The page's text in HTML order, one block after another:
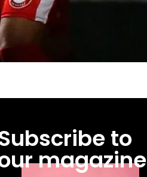
to
magazine